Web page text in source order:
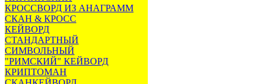
КРОССВОРД ИЗ АНАГРАММ
СКАН & КРОСС
КЕЙВОРД
СТАНДАРТНЫЙ
СИМВОЛЬНЫЙ
"РИМСКИЙ" КЕЙВОРД
КРИПТОМАН